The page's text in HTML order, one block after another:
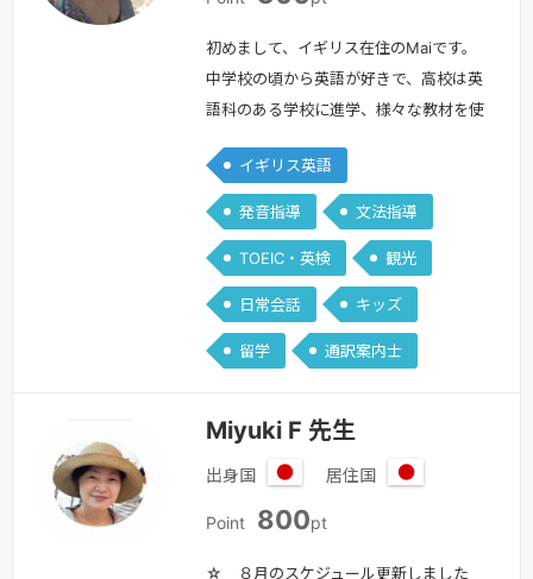
ス
初めまして、イギリス在住のMaiです。
中学校の頃から英語が好きで、高校は英
語科のある学校に進学、様々な教材を使
画が大好きだったのでイギリスやヨーロ
ッパの映画を中心に、字幕を読んで勉強
しました。日本では外国人の友達を作っ
て会話をしたり一緒に遊んだり週末にな
ると沢山英語に関わるようにし、ロンド
ンの語学学校以外は殆ど独学で学びまし
た。留学経験は、英文科在学中20歳の
イギリス英語
発音指導 文法指導
TOEIC・英検 観光
日常会話 キッズ
留学 通訳案内士
Miyuki F 先生
出身国
本
居住国
Point 800pt
☆ ８月のスケジュール更新しました